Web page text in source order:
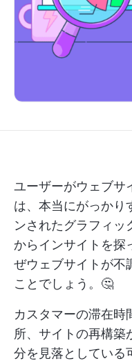
ユーザーがウェブサ
は、本当にがっかり
ンされたグラフィッ
からインサイトを探
ぜウェブサイトが不
ことでしょう。🤔
カスタマーの滞在時
所、サイトの再構築
分を見落としている